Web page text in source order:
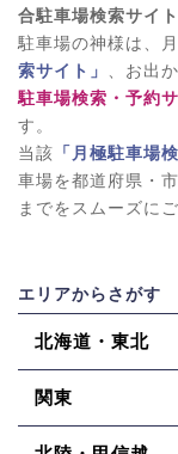
合駐車場検索サイト
駐車場の神様は、
索サイト」
、お出
駐車場検索・予約サ
す。
当該 「月極駐車場
車場を都道府県・
までをスムーズに
エリアからさがす
北海道・東北
関東